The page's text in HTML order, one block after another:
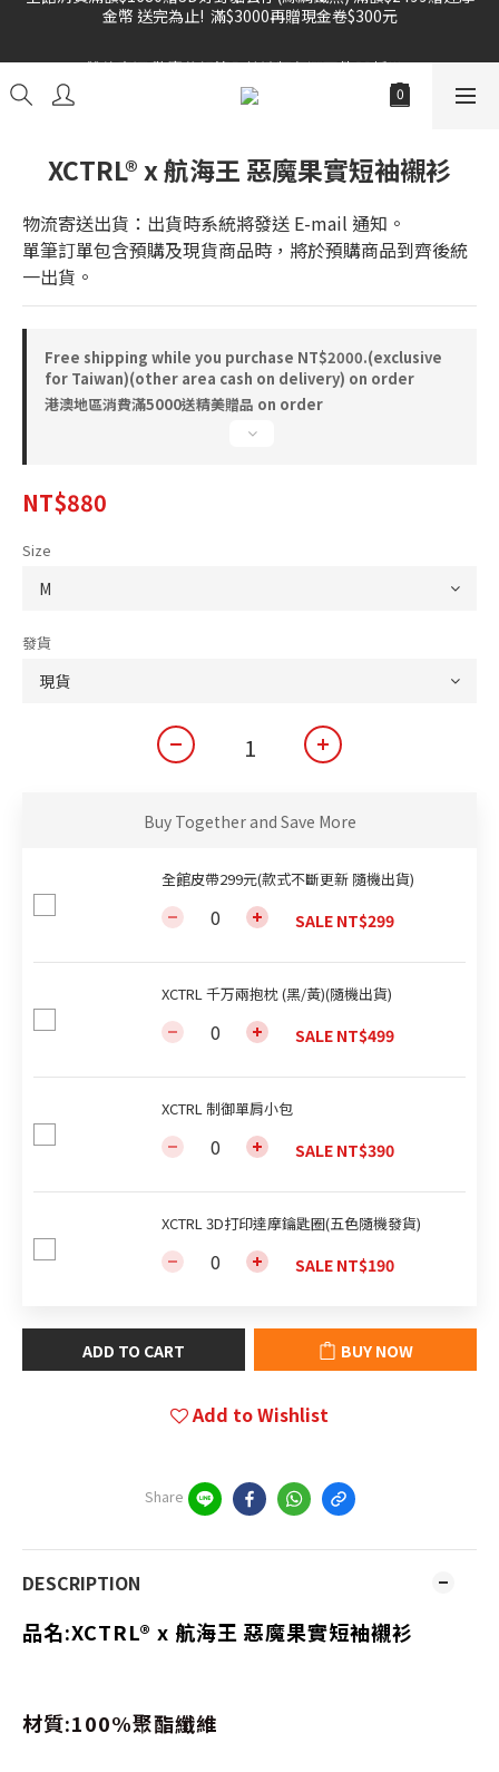
雙倍奉還 歡慶父親節全館褲類任選兩件88折!!!
雙倍奉還 歡慶父親節全館褲類任選兩件88折!!!
XCTRL® x 航海王 惡魔果實短袖襯衫
物流寄送出貨：出貨時系統將發送 E-mail 通知。
單筆訂單包含預購及現貨商品時，將於預購商品到齊後統
一出貨。
Free shipping while you purchase NT$2000.(exclusive
for Taiwan)(other area cash on delivery) on order
港澳地區消費滿5000送精美贈品 on order
NT$880
Size
發貨
Buy Together and Save More
全館皮帶299元(款式不斷更新 隨機出貨)
SALE NT$299
XCTRL 千万兩抱枕 (黑/黃)(隨機出貨)
SALE NT$499
XCTRL 制御單肩小包
SALE NT$390
XCTRL 3D打印達摩鑰匙圈(五色隨機發貨)
SALE NT$190
ADD TO CART BUY NOW
Add to Wishlist
Share
DESCRIPTION
品名:XCTRL® x 航海王 惡魔果實短袖襯衫
材質:100%聚酯纖維